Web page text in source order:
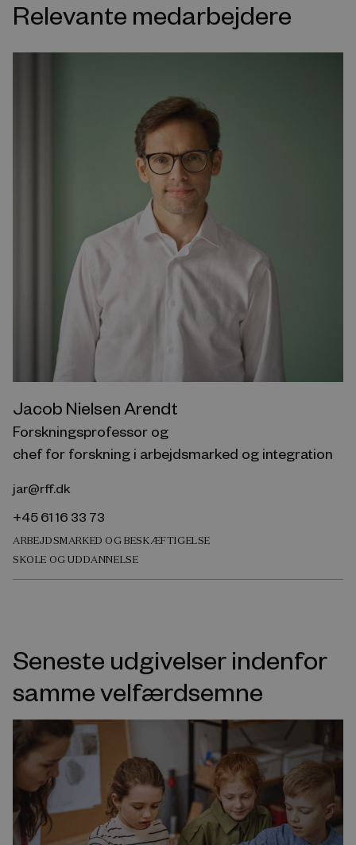
Relevante medarbejdere
Jacob Nielsen Arendt
Forskningsprofessor og
chef for forskning i arbejdsmarked og integration
jar@rff.dk
+45 61 16 33 73
ARBEJDSMARKED OG BESKÆFTIGELSE
SKOLE OG UDDANNELSE
Seneste udgivelser indenfor
samme velfærdsemne